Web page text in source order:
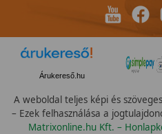
Árukereső.hu
A weboldal teljes képi és
– Ezek felhasználása a
Matrixonline.hu Kft. –